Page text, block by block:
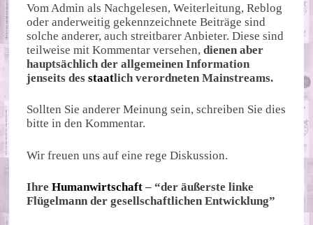
Vom Admin als Nachgelesen, Weiterleitung, Reblog
oder anderweitig gekennzeichnete Beiträge sind
solche anderer, auch streitbarer Anbieter. Diese sind
teilweise mit Kommentar versehen,dienen aber
hauptsächlich der allgemeinen Information
jenseits desstaatlich verordneten Mainstreams.
Sollten Sie anderer Meinung sein, schreiben Sie dies
bitte in den Kommentar.
Wir freuen uns auf eine rege Diskussion.
IhreHumanwirtschaft – “der äußerste linke
Flügelmann der gesellschaftlichen Entwicklung”